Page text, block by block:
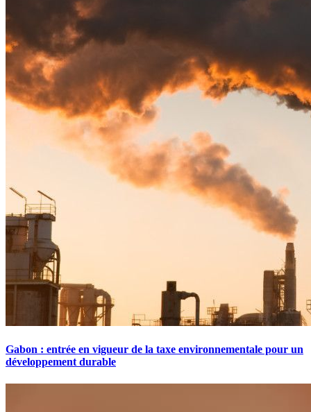
Gabon : entrée en vigueur de la taxe environnementale pour un
développement durable